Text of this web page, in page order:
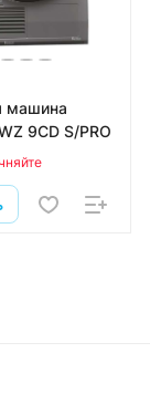
машина
9CD S/PRO